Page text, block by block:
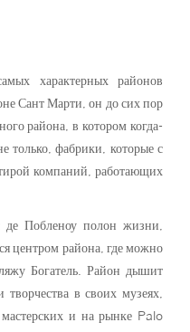
характерных районов
Сант Марти, он до сих пор
района, в котором когда-
только, фабрики, которые с
компаний, работающих
де Побленоу полон жизни,
центром района, где можно
Богатель. Район дышит
творчества в своих музеях,
и на рынке Palo